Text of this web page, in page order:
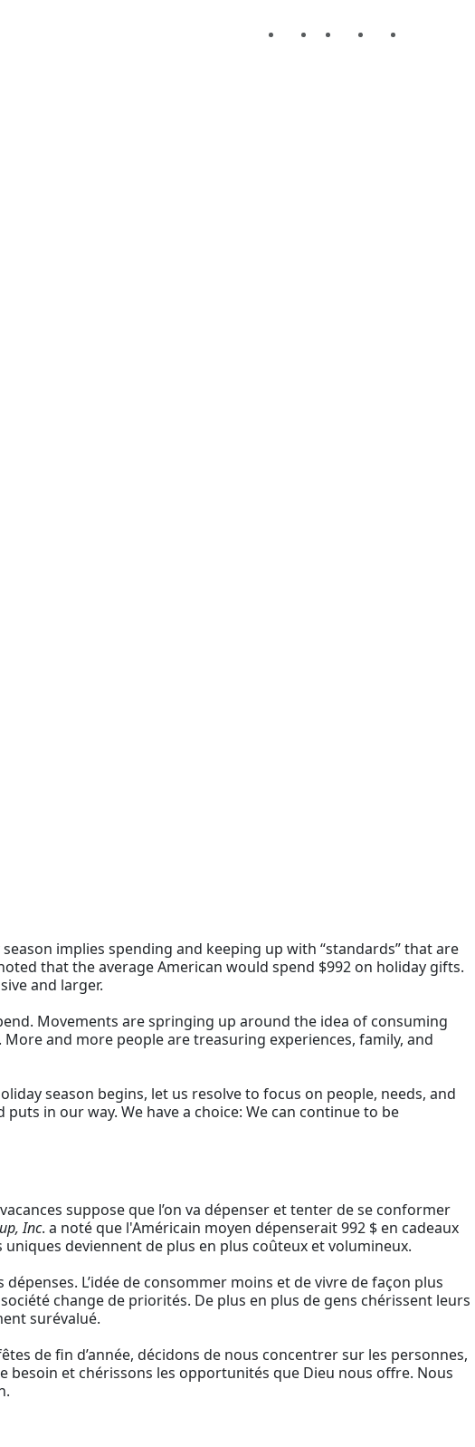
implies spending and keeping up with “standards” that are
that the average American would spend $992 on holiday gifts.
and larger.
Movements are springing up around the idea of consuming
and more people are treasuring experiences, family, and
season begins, let us resolve to focus on people, needs, and
in our way. We have a choice: We can continue to be
suppose que l’on va dépenser et tenter de se conformer
Inc. a noté que l'Américain moyen dépenserait 992 $ en cadeaux
deviennent de plus en plus coûteux et volumineux.
L’idée de consommer moins et de vivre de façon plus
change de priorités. De plus en plus de gens chérissent leurs
surévalué.
de fin d’année, décidons de nous concentrer sur les personnes,
besoin et chérissons les opportunités que Dieu nous offre. Nous